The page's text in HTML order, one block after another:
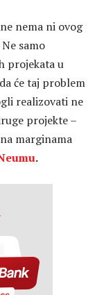
nema ni ovog
samo
projekata u
će taj problem
realizovati ne
projekte –
marginama
.